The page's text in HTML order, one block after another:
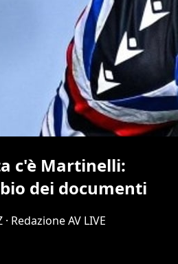
c'è Martinelli:
dei documenti
· Redazione AV LIVE